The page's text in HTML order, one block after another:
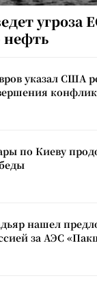
угроза
нефть
указал США
по Киеву
нашел
за АЭС